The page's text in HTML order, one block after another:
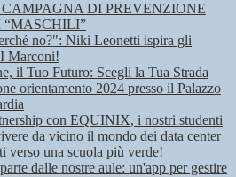
DI PREVENZIONE
no?": Niki Leonetti ispira gli
Marconi!
il Tuo Futuro: Scegli la Tua Strada
orientamento 2024 presso il Palazzo
con EQUINIX, i nostri studenti
da vicino il mondo dei data center
verso una scuola più verde!
dalle nostre aule: un'app per gestire